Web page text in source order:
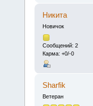
Никита
Новичок
Сообщений: 2
Карма: +0/-0
Sharfik
Ветеран